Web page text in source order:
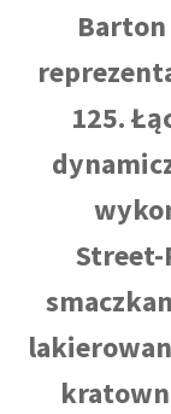
125.
Street-